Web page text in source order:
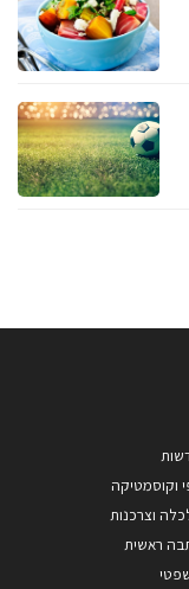
וקוסמטיקה
וצרכנות
ראשית